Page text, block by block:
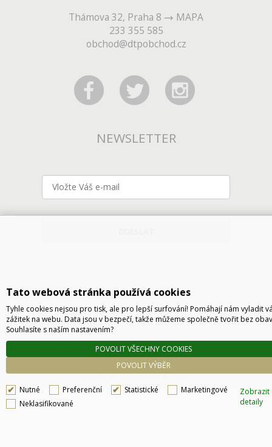
Thámova 32, Praha 8
MAPA
233 355 585
obchod@dtpobchod.cz
NEWSLETTER
Technické řešení © 2026 CyberSoft s.r.o.
Podle zákona o evidenci tržeb je prodávající povinen vystavit kupujícímu účtenku. Zároveň
je povinen zaevidovat přijatou tržbu u správce daně online, v případě technického
výpadku pak nejpozději do 48 hodin.
Tato webová stránka používá cookies
Tyhle cookies nejsou pro tisk, ale pro lepší surfování! Pomáhají nám vyladit
zážitek na webu. Data jsou v bezpečí, takže můžeme společně tvořit bez
Souhlasíte s naším nastavením?
POVOLIT VÝBĚR
POVOLIT VŠECHNY COOKIES
Nutné Preferenční Statistické
Marketingové
Neklasifikované
Zobrazit
detaily